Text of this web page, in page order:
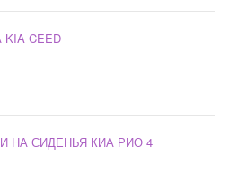
CEED
НА СИДЕНЬЯ КИА РИО 4